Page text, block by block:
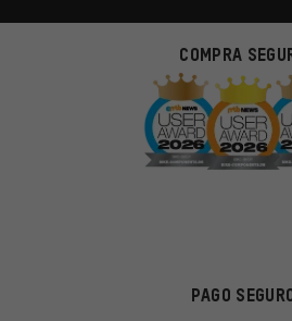
COMPRA
PAGO